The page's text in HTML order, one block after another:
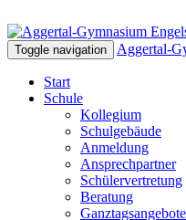
Toggle navigation Aggertal-
Start
Schule
Kollegium
Schulgebäude
Anmeldung
Ansprechpartner
Schülervertretung
Beratung
Ganztagsangebote